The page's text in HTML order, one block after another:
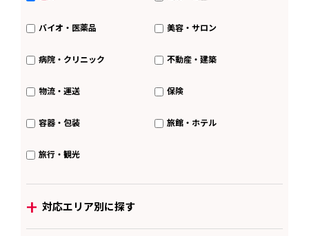
バイオ・医薬品 美容・サロン
病院・クリニック 不動産・建築
物流・運送 保険
容器・包装 旅館・ホテル
旅行・観光
+ 対応エリア別に探す